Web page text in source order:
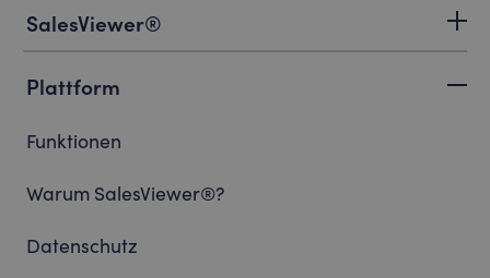
SalesViewer®
Plattform
Funktionen
Warum SalesViewer®?
Datenschutz